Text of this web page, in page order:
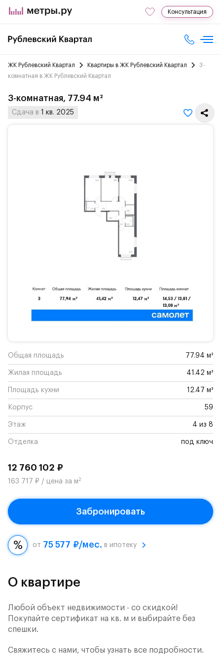
Консультация
ЖК Рублевский Квартал Квартиры в ЖК Рублевский Квартал
3-
комнатная в ЖК Рублевский Квартал
3-комнатная, 77.94 м²
Сдача в 1 кв. 2025
Общая площадь 77.94 м²
Жилая площадь 41.42 м²
Площадь кухни 12.47 м²
Корпус 59
Этаж 4 из 8
Отделка под ключ
12 760 102 ₽
163 717 ₽ / цена за м2
Забронировать
от 75 577 ₽/мес. в ипотеку
О квартире
Любой объект недвижимости - со скидкой!
Покупайте сертификат на кв. м и выбирайте без
спешки.
Свяжитесь с нами, чтобы узнать все подробности.